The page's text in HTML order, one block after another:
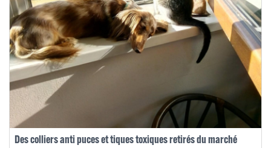
Des colliers anti puces et tiques toxiques retirés du marché